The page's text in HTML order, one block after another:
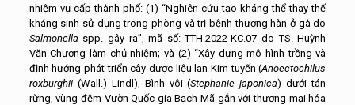
nhiệm vụ cấp thành phố: (1) “Nghiên cứu tạo kháng thể thay thế
kháng sinh sử dụng trong phòng và trị bệnh thương hàn ở gà do
Salmonella spp. gây ra”, mã số: TTH.2022-KC.07 do TS. Huỳnh
Văn Chương làm chủ nhiệm; và (2) “Xây dựng mô hình trồng và
định hướng phát triển cây dược liệu lan Kim tuyến (Anoectochilus
roxburghii(Wall.) Lindl), Bình vôi (Stephanie japonica) dưới tán
rừng, vùng đệm Vườn Quốc gia Bạch Mã gắn với thương mại hóa